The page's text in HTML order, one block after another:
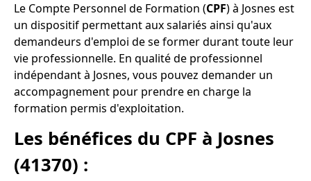
Le Compte Personnel de Formation (CPF) à Josnes est
un dispositif permettant aux salariés ainsi qu'aux
demandeurs d'emploi de se former durant toute leur
vie professionnelle. En qualité de professionnel
indépendant à Josnes, vous pouvez demander un
accompagnement pour prendre en charge la
formation permis d'exploitation.
Les bénéfices du CPF à Josnes
(41370) :